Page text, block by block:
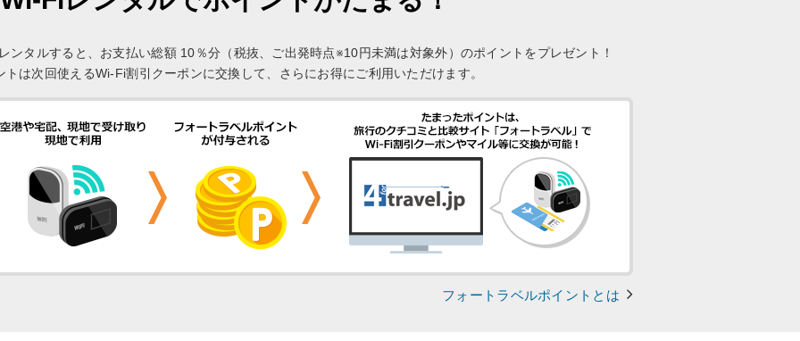
ンタルすると、お支払い総額 10％分（税抜、ご出発時点※10円未満は対象外）のポイントをプレゼント！
トは次回使えるWi-Fi割引クーポンに交換して、さらにお得にご利用いただけます。
フォートラベルポイントとは